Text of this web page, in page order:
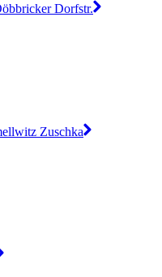
Dorfstr.
Zuschka